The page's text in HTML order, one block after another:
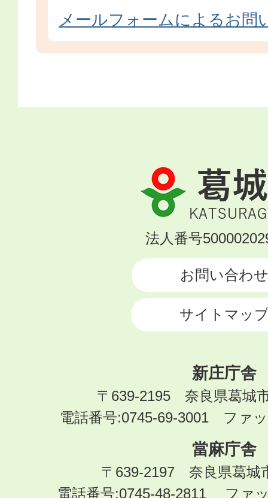
メールフォームによるお問
葛
城
市
KATSURAGI
法人番号
お問い合わせ
サイトマッ
新庄庁舎
〒639-2195 奈良県葛城
電話番号:0745-69-3001 ファ
當麻庁舎
〒639-2197 奈良県葛城
電話番号:0745-48-2811 ファ